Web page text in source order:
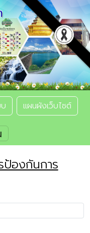
แผนผังเว็บไซต์
ป้องกันการ